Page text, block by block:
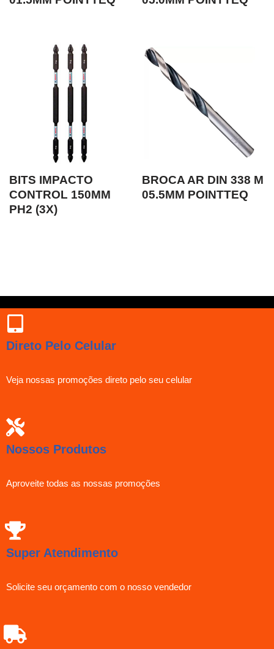
BITS IMPACTO
CONTROL 150MM
PH2 (3X)
BROCA AR DIN 338 M
05.5MM POINTTEQ
Direto Pelo Celular
Veja nossas promoções direto pelo seu celular
Nossos Produtos
Aproveite todas as nossas promoções
Super Atendimento
Solicite seu orçamento com o nosso vendedor